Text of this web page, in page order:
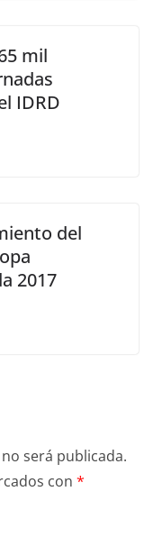
mil
IDRD
del
2017
será publicada.
con *